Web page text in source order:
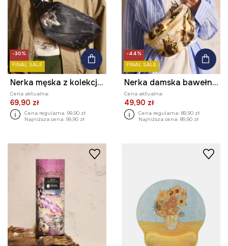
-30%
FINAL SALE
Nerka męska z kolekcji Bieszczadzki Park Narodowy x Medicine
Cena aktualna:
69,90 zł
Cena regularna: 99,90 zł
Najniższa cena: 99,90 zł
-44%
FINAL SALE
Nerka damska bawełniana z kolekcji Bieszczadzki Park Narodowy x Medicine
Cena aktualna:
49,90 zł
Cena regularna: 89,90 zł
Najniższa cena: 89,90 zł